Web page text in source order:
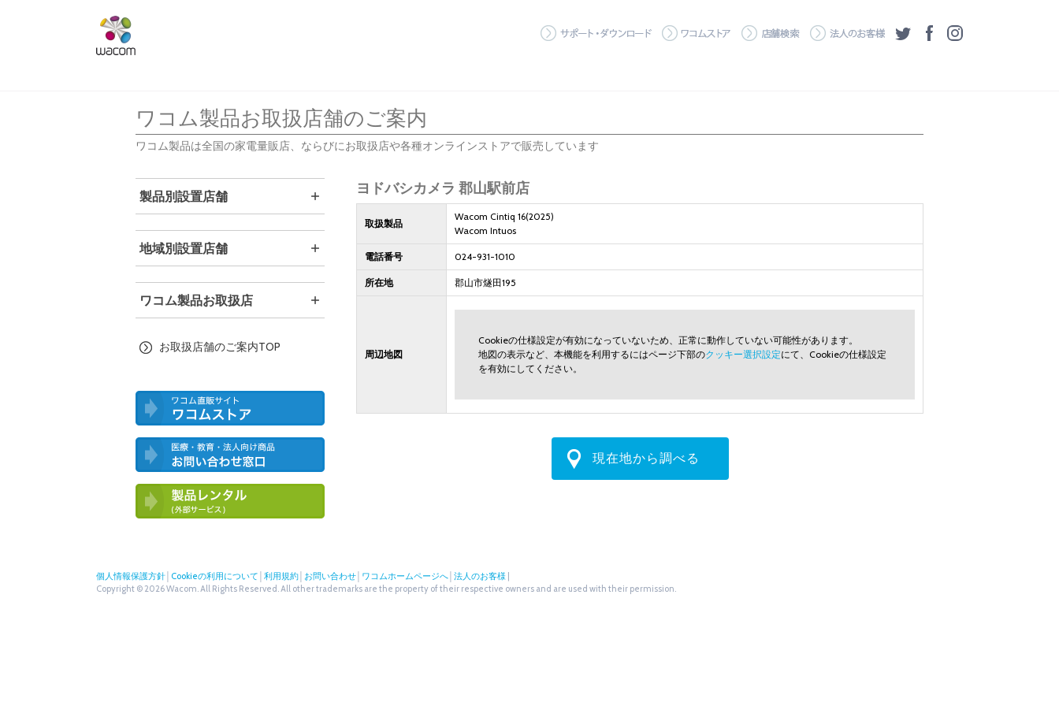
サポート・ダウンロード
ワコムストア 店舗検索 法人のお客様
ツイッターフェイスブック
ワコム製品お取扱店舗のご案内
ワコム製品は全国の家電量販店、ならびにお取扱店や各種オンラインストアで販売しています
ヨドバシカメラ 郡山駅前店
取扱製品
Wacom Cintiq 16(2025)
Wacom Intuos
電話番号 024-931-1010
所在地 郡山市燧田195
周辺地図
Cookieの仕様設定が有効になっていないため、正常に動作していない可能性があります。
地図の表示など、本機能を利用するにはページ下部のクッキー選択設定にて、Cookieの仕様設定
を有効にしてください。
現在地から調べる
製品別設置店舗
地域別設置店舗
ワコム製品お取扱店
お取扱店舗のご案内TOP
わせ窓口
個人情報保護方針 Cookieの利用について 利用規約 お問い合わせ ワコムホームページへ 法人のお客様
Copyright © 2026 Wacom. All Rights Reserved. All other trademarks are the property of their respective owners and are used with their permission.